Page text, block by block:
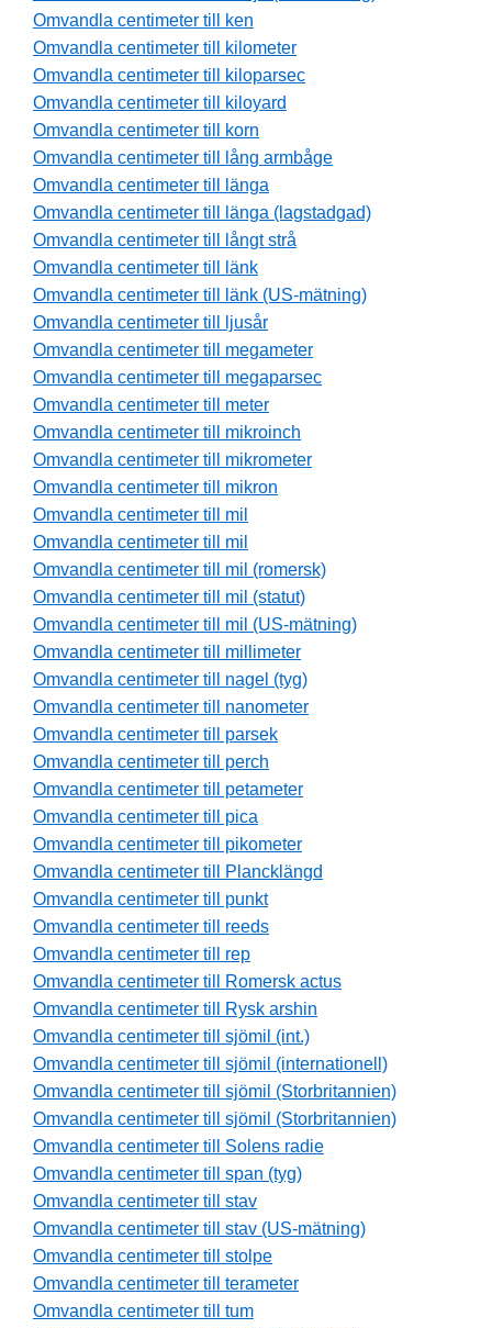
Omvandla centimeter till ken
Omvandla centimeter till kilometer
Omvandla centimeter till kiloparsec
Omvandla centimeter till kiloyard
Omvandla centimeter till korn
Omvandla centimeter till lång armbåge
Omvandla centimeter till länga
Omvandla centimeter till länga (lagstadgad)
Omvandla centimeter till långt strå
Omvandla centimeter till länk
Omvandla centimeter till länk (US-mätning)
Omvandla centimeter till ljusår
Omvandla centimeter till megameter
Omvandla centimeter till megaparsec
Omvandla centimeter till meter
Omvandla centimeter till mikroinch
Omvandla centimeter till mikrometer
Omvandla centimeter till mikron
Omvandla centimeter till mil
Omvandla centimeter till mil
Omvandla centimeter till mil (romersk)
Omvandla centimeter till mil (statut)
Omvandla centimeter till mil (US-mätning)
Omvandla centimeter till millimeter
Omvandla centimeter till nagel (tyg)
Omvandla centimeter till nanometer
Omvandla centimeter till parsek
Omvandla centimeter till perch
Omvandla centimeter till petameter
Omvandla centimeter till pica
Omvandla centimeter till pikometer
Omvandla centimeter till Plancklängd
Omvandla centimeter till punkt
Omvandla centimeter till reeds
Omvandla centimeter till rep
Omvandla centimeter till Romersk actus
Omvandla centimeter till Rysk arshin
Omvandla centimeter till sjömil (int.)
Omvandla centimeter till sjömil (internationell)
Omvandla centimeter till sjömil (Storbritannien)
Omvandla centimeter till sjömil (Storbritannien)
Omvandla centimeter till Solens radie
Omvandla centimeter till span (tyg)
Omvandla centimeter till stav
Omvandla centimeter till stav (US-mätning)
Omvandla centimeter till stolpe
Omvandla centimeter till terameter
Omvandla centimeter till tum